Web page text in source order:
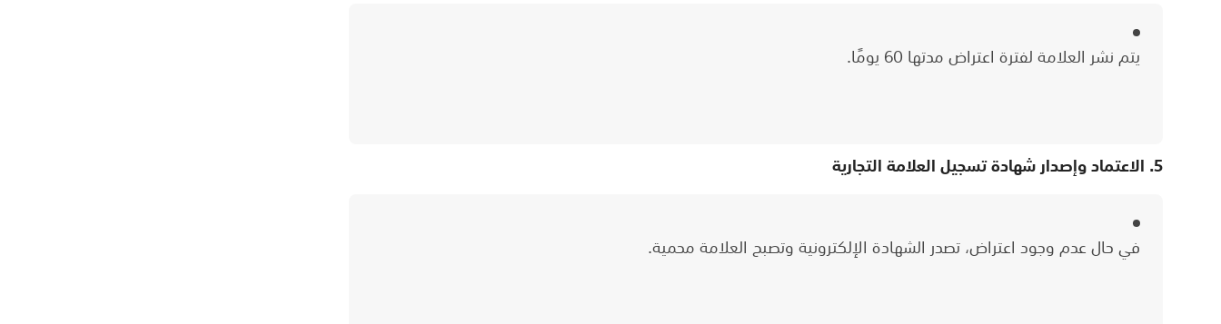
يتم نشر العلامة لفترة اعتراض مدتها 60 يومًا.
5. الاعتماد وإصدار شهادة تسجيل العلامة التجارية
في حال عدم وجود اعتراض، تصدر الشهادة الإلكترونية وتصبح العلامة محمية.